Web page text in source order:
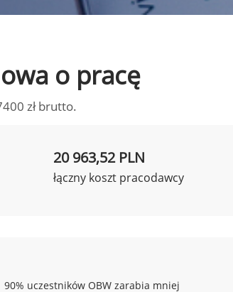
o pracę
zł brutto.
20 963,52 PLN
łączny koszt pracodawcy
90% uczestników OBW zarabia mniej